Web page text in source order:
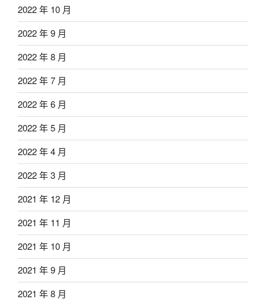
2022 年 10 月
2022 年 9 月
2022 年 8 月
2022 年 7 月
2022 年 6 月
2022 年 5 月
2022 年 4 月
2022 年 3 月
2021 年 12 月
2021 年 11 月
2021 年 10 月
2021 年 9 月
2021 年 8 月